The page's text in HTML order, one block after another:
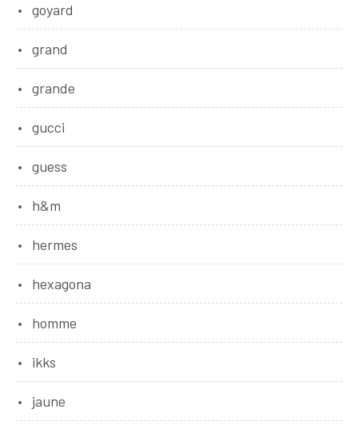
goyard
grand
grande
gucci
guess
h&m
hermes
hexagona
homme
ikks
jaune